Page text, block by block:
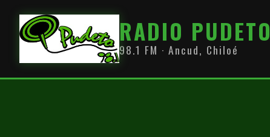
RADIO PUDETO
98.1 FM · Ancud, Chiloé